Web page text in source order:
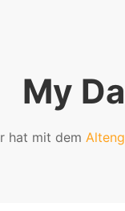
My
hat mit dem